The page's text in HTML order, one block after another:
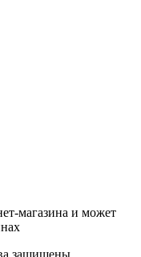
магазина и может
защищены.